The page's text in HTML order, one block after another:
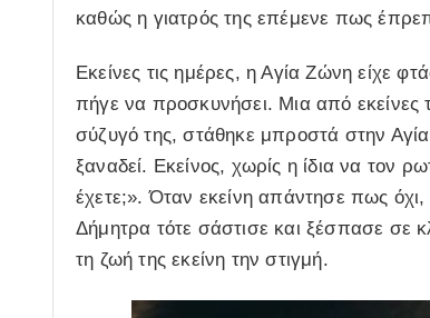
καθώς η γιατρός της επέμενε πως
Εκείνες τις ημέρες, η Αγία Ζώνη είχε
πήγε να προσκυνήσει. Μια από εκείνες
σύζυγό της, στάθηκε μπροστά στην
ξαναδεί. Εκείνος, χωρίς η ίδια να τον
έχετε;». Όταν εκείνη απάντησε πως
Δήμητρα τότε σάστισε και ξέσπασε σε
τη ζωή της εκείνη την στιγμή.